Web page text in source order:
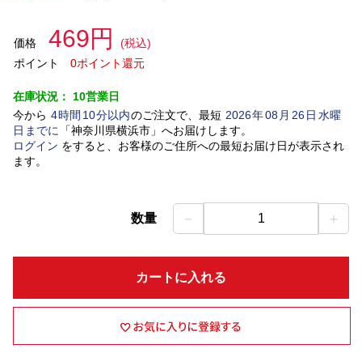
価格 469円
(税込)
ポイント
0ポイント還元
在庫状況： 10営業日
今から 4時間 10分以内のご注文で、最短 2026年08 月 26日水曜
日 までに 「神奈川県横浜市」 へお届けします。
ログイン をすると、お客様のご住所への最短お届け日が表示され
ます。
数量 － 1 ＋
カートに入れる